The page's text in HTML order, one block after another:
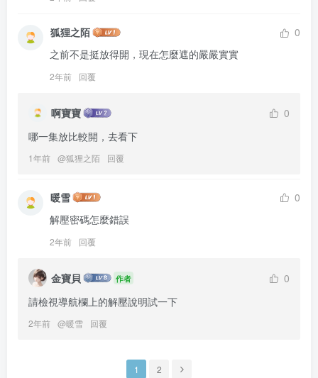
狐狸之陌
0
之前不是挺放得開，現在怎麼遮的嚴嚴實實
2年前 回覆
啊寶寶
0
哪一集放比較開，去看下
1年前 @狐狸之陌 回覆
暖雪
0
解壓密碼怎麼錯誤
2年前 回覆
金寶貝 作者
0
請檢視導航欄上的解壓說明試一下
2年前 @暖雪 回覆
1 2